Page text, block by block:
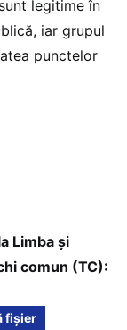
legitime în
iar grupul
punctelor
Limba și
comun (TC):
fișier